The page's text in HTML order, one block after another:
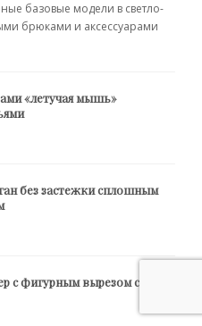
базовые модели в светло-
брюками и аксессуарами
«летучая мышь»
без застежки сплошным
с фигурным вырезом с